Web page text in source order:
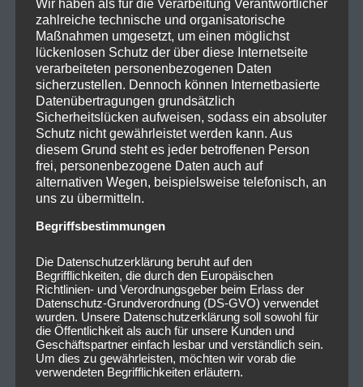
ch_Nürnberg_Livesound-4
2022_09_01_Existance_DerHirs
ch_Nürnberg_Livesound-9
Wir haben als für die Verarbeitung Verantwortlicher
zahlreiche technische und organisatorische
Maßnahmen umgesetzt, um einen möglichst
lückenlosen Schutz der über diese Internetseite
verarbeiteten personenbezogenen Daten
sicherzustellen. Dennoch können Internetbasierte
Datenübertragungen grundsätzlich
Sicherheitslücken aufweisen, sodass ein absoluter
Schutz nicht gewährleistet werden kann. Aus
diesem Grund steht es jeder betroffenen Person
frei, personenbezogene Daten auch auf
alternativen Wegen, beispielsweise telefonisch, an
uns zu übermitteln.
Begriffsbestimmungen
Die Datenschutzerklärung beruht auf den
Begrifflichkeiten, die durch den Europäischen
Richtlinien- und Verordnungsgeber beim Erlass der
Datenschutz-Grundverordnung (DS-GVO) verwendet
wurden. Unsere Datenschutzerklärung soll sowohl für
die Öffentlichkeit als auch für unsere Kunden und
Geschäftspartner einfach lesbar und verständlich sein.
Um dies zu gewährleisten, möchten wir vorab die
verwendeten Begrifflichkeiten erläutern.